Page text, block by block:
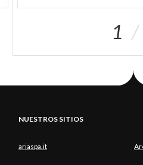
1
NUESTROS SITIOS
ariaspa.it